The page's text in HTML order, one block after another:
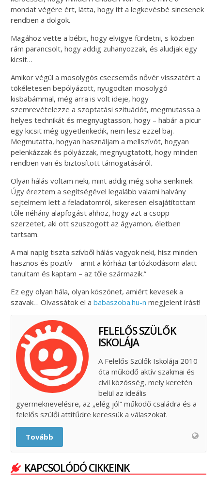
mondat végére ért, látta, hogy itt a legkevésbé sincsenek
rendben a dolgok.
Magához vette a bébit, hogy elvigye fürdetni, s közben
rám parancsolt, hogy addig zuhanyozzak, és aludjak egy
kicsit…
Amikor végül a mosolygós csecsemős nővér visszatért a
tökéletesen bepólyázott, nyugodtan mosolygó
kisbabámmal, még arra is volt ideje, hogy
szemrevételezze a szoptatási szituációt, megmutassa a
helyes technikát és megnyugtasson, hogy – habár a picur
egy kicsit még ügyetlenkedik, nem lesz ezzel baj.
Megmutatta, hogyan használjam a mellszívót, hogyan
pelenkázzak és pólyázzak, megnyugtatott, hogy minden
rendben van és biztosított támogatásáról.
Olyan hálás voltam neki, mint addig még soha senkinek.
Úgy éreztem a segítségével legalább valami halvány
sejtelmem lett a feladatomról, sikeresen elsajátítottam
tőle néhány alapfogást ahhoz, hogy azt a csöpp
szerzetet, aki ott szuszogott az ágyamon, életben
tartsam.
A mai napig tiszta szívből hálás vagyok neki, hisz minden
hasznos és pozitív – amit a kórházi tartózkodásom alatt
tanultam és kaptam – az tőle származik.”
Ez egy olyan hála, olyan köszönet, amiért kevesek a
szavak… Olvassátok el a babaszoba.hu-n megjelent írást!
FELELŐS SZÜLŐK
ISKOLÁJA
A Felelős Szülők Iskolája 2010
óta működő aktív szakmai és
civil közösség, mely keretén
belül az ideális
gyermeknevelésre, az „elég jól” működő családra és a
felelős szülői attitűdre keressük a válaszokat.
Tovább
KAPCSOLÓDÓ CIKKEINK